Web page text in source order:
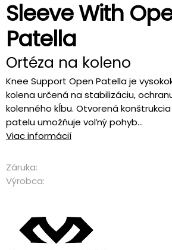
Sleeve With
Patella
Ortéza na koleno
Knee Support Open Patella je
kolena určená na stabilizáciu,
kolenného kĺbu. Otvorená
patelu umožňuje voľný pohyb...
Viac informácií
Záruka:
Výrobca: